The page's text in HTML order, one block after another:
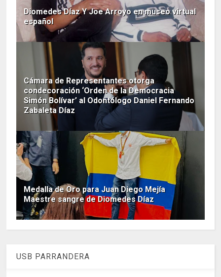
Diomedes Díaz Y Joe Arroyo en museo virtual
español
Cámara de Representantes otorga
condecoración ‘Orden de la Democracia
Simón Bolívar’ al Odontólogo Daniel Fernando
Zabaleta Díaz
Medalla de Oro para Juan Diego Mejía
Maestre sangre de Diomedes Díaz
USB PARRANDERA